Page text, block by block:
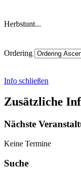
Herbstunt...
Ordering
Info schließen
Zusätzliche
Nächste
Keine Termine
Suche